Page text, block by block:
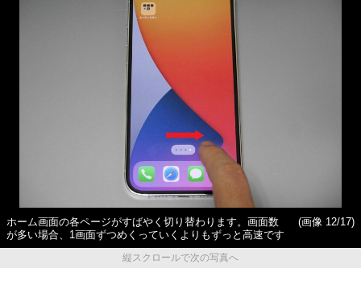
ホーム画面の各ページがすばやく切り替わります。画面数
が多い場合、1画面ずつめくっていくよりもずっと高速です
(画像 12/17)
縦スクロールで次の写真へ